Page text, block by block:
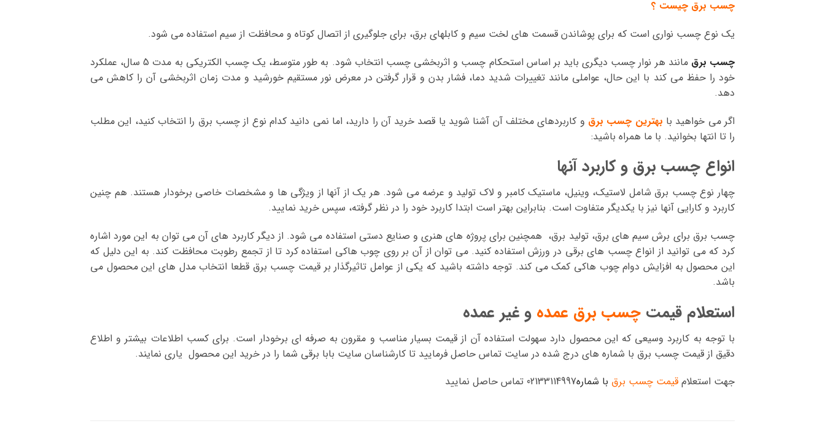
چسب برق چیست ؟
یک نوع چسب نواری است که برای پوشاندن قسمت های لخت سیم و کابلهای برق، برای جلوگیری از اتصال کوتاه و محافظت از سیم استفاده می شود.
چسب برق
مانند هر نوار چسب دیگری باید بر اساس استحکام چسب و اثربخشی چسب انتخاب شود. به طور متوسط، یک چسب الکتریکی به مدت 5 سال، عملکرد
خود را حفظ می کند با این حال، عواملی مانند تغییرات شدید دما، فشار بدن و قرار گرفتن در معرض نور مستقیم خورشید و مدت زمان اثربخشی آن را کاهش می
دهد.
اگر می خواهید با بهترین چسب برق و کاربردهای مختلف آن آشنا شوید یا قصد خرید آن را دارید، اما نمی دانید کدام نوع از چسب برق را انتخاب کنید، این مطلب
را تا انتها بخوانید. با ما همراه باشید:
انواع چسب برق و کاربرد آنها
چهار نوع چسب برق شامل لاستیک، وینیل، ماستیک کامبر و لاک تولید و عرضه می شود. هر یک از آنها از ویژگی ها و مشخصات خاصی برخودار هستند. هم چنین
کاربرد و کارایی آنها نیز با یکدیگر متفاوت است. بنابراین بهتر است ابتدا کاربرد خود را در نظر گرفته، سپس خرید نمایید.
چسب برق برای برش سیم های برق، تولید برق، همچنین برای پروژه های هنری و صنایع دستی استفاده می شود. از دیگر کاربرد های آن می توان به این مورد اشاره
کرد که می توانید از انواع چسب های برقی در ورزش استفاده کنید. می توان از آن بر روی چوب هاکی استفاده کرد تا از تجمع رطوبت محافظت کند. به این دلیل که
این محصول به افزایش دوام چوب هاکی کمک می کند. توجه داشته باشید که یکی از عوامل تاثیرگذار بر قیمت چسب برق قطعا انتخاب مدل های این محصول می
باشد.
استعلام قیمت چسب برق عمده و غیر عمده
با توجه به کاربرد وسیعی که این محصول دارد سهولت استفاده آن از قیمت بسیار مناسب و مقرون به صرفه ای برخودار است. برای کسب اطلاعات بیشتر و اطلاع
دقیق از قیمت چسب برق با شماره های درج شده در سایت تماس حاصل فرمایید تا کارشناسان سایت بابا برقی شما را در خرید این محصول یاری نمایند.
جهت استعلام قیمت چسب برق با شماره02133114997 تماس حاصل نمایید